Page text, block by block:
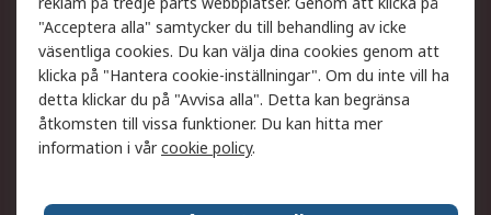
Support
Få hjälp
Retur av varor
Leverans
Spåra din order
Begär en fakturakopi
Fördelar med RS-konto
Betalningsalternativ
"Acceptera alla" samtycker du till behandling av icke
väsentliga cookies. Du kan välja dina cookies genom att
klicka på "Hantera cookie-inställningar". Om du inte vill ha
detta klickar du på "Avvisa alla". Detta kan begränsa
åtkomsten till vissa funktioner. Du kan hitta mer
information i vårcookie policy.